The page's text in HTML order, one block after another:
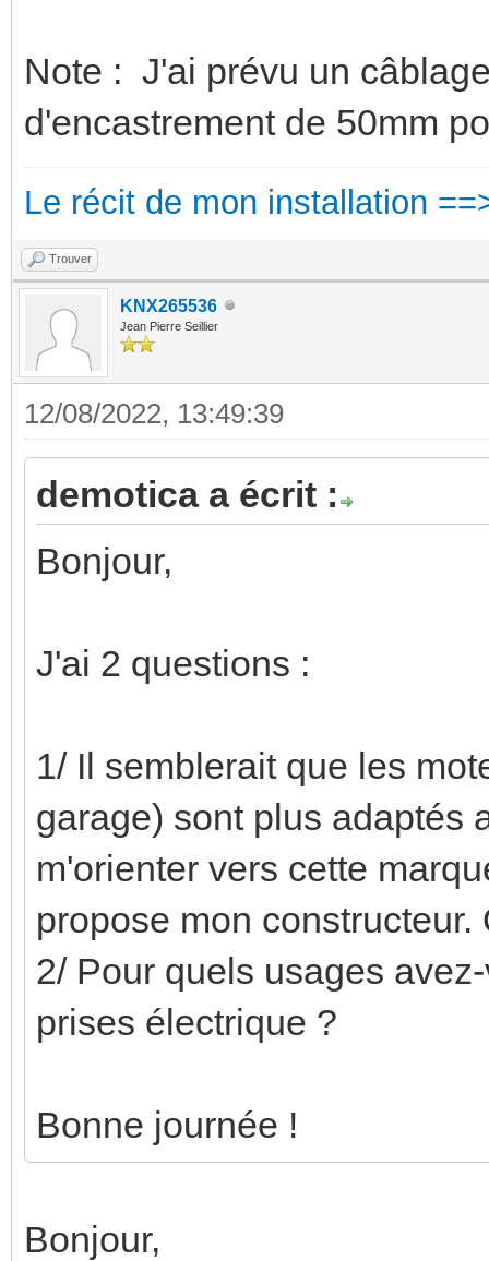
Note : J'ai prévu un
d'encastrement de 50mm
Le récit de mon installation
Trouver
KNX265536
Jean Pierre Seillier
12/08/2022, 13:49:39
demotica a écrit :
Bonjour,
J'ai 2 questions :
1/ Il semblerait que les
garage) sont plus adaptés
m'orienter vers cette
propose mon
2/ Pour quels usages
prises électrique ?
Bonne journée !
Bonjour,